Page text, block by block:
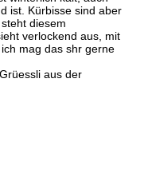
ist. Kürbisse sind aber
diesem
verlockend aus, mit
mag das shr gerne
aus der